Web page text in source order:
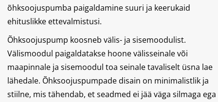
õhksoojuspumba paigaldamine suuri ja keerukaid
ehituslikke ettevalmistusi.
Õhksoojuspump koosneb välis- ja sisemoodulist.
Välismoodul paigaldatakse hoone välisseinale või
maapinnale ja sisemoodul toa seinale tavaliselt üsna lae
lähedale. Õhksoojuspumpade disain on minimalistlik ja
stiilne, mis tähendab, et seadmed ei jää väga silmaga ega